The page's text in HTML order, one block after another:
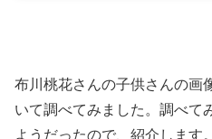
布川桃花さんの子供さんの画
いて調べてみました。調べて
ようだったので、紹介します。